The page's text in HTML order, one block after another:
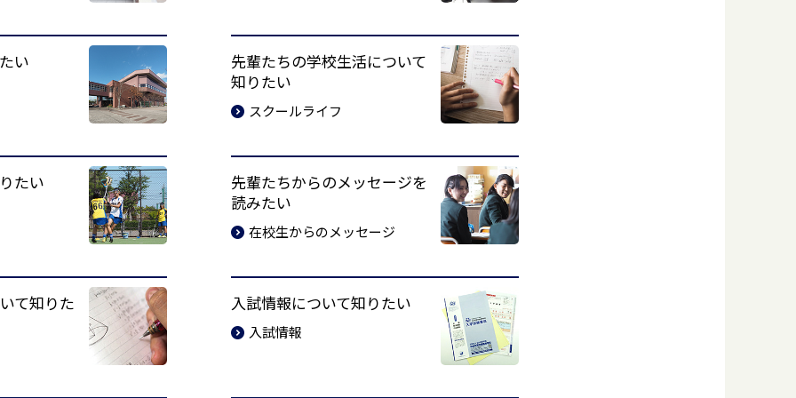
い
先輩たちの学校生活について
知りたい
スクールライフ
たい
先輩たちからのメッセージを
読みたい
在校生からのメッセージ
て知りた 入試情報について知りたい
入試情報